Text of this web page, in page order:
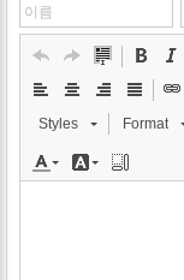
Styles Format